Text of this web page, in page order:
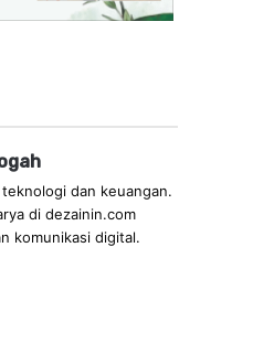
dan keuangan.
di dezainin.com
komunikasi digital.